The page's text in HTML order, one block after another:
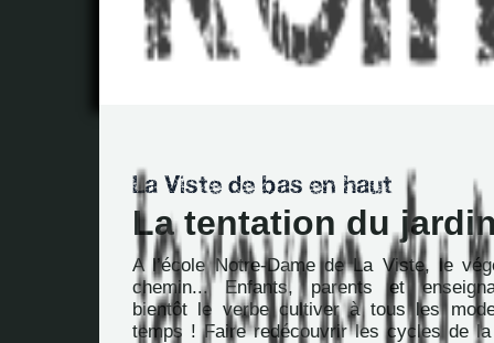
La tentation du
A l’école Notre-Dame de La Viste, le
chemin... Enfants, parents et
bientôt le verbe cultiver à tous les
temps ! Faire redécouvrir les cycles de